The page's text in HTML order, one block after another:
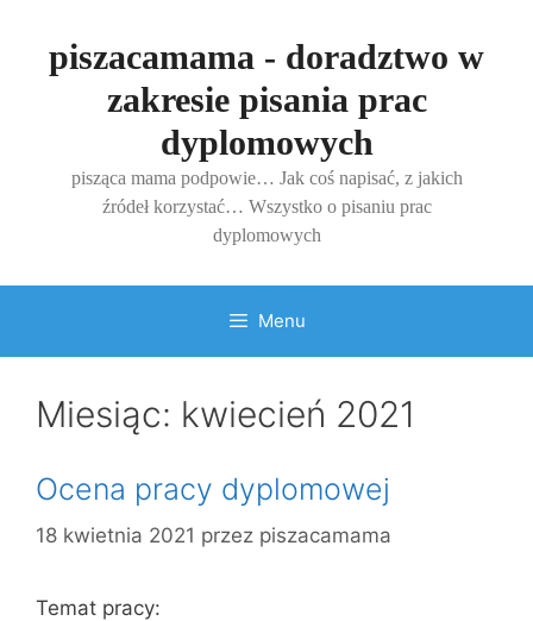
treścipiszacamama - doradztwo w
zakresie pisania prac
dyplomowych
pisząca mama podpowie… Jak coś napisać, z jakich
źródeł korzystać… Wszystko o pisaniu prac
dyplomowych
Menu
Miesiąc: kwiecień 2021
Ocena pracy dyplomowej
18 kwietnia 2021 przez piszacamama
Temat pracy: